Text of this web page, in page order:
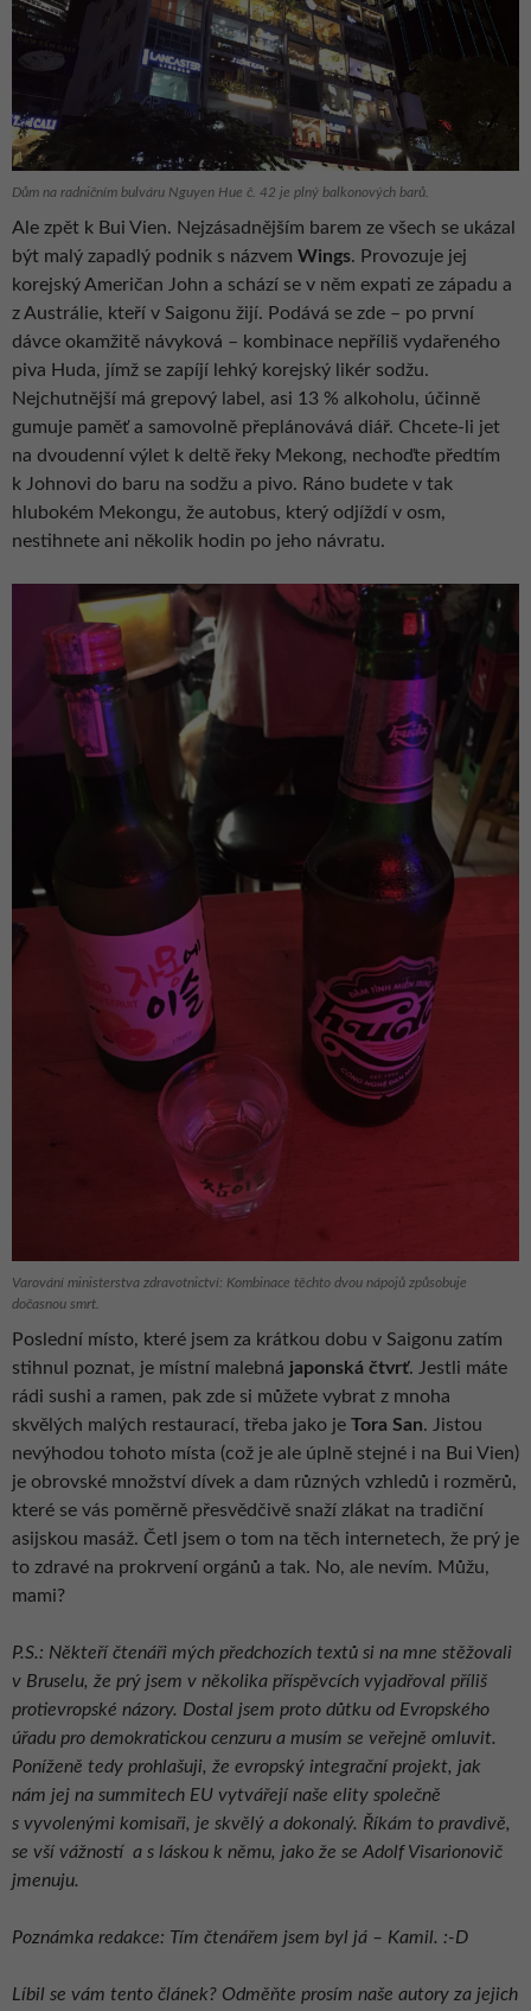
Dům na radničním bulváru Nguyen Hue č. 42 je plný balkonových barů.
Ale zpět k Bui Vien. Nejzásadnějším barem ze všech se ukázal
být malý zapadlý podnik s názvem Wings. Provozuje jej
korejský Američan John a schází se v něm expati ze západu a
z Austrálie, kteří v Saigonu žijí. Podává se zde – po první
dávce okamžitě návyková – kombinace nepříliš vydařeného
piva Huda, jímž se zapíjí lehký korejský likér sodžu.
Nejchutnější má grepový label, asi 13 % alkoholu, účinně
gumuje paměť a samovolně přeplánovává diář. Chcete-li jet
na dvoudenní výlet k deltě řeky Mekong, nechoďte předtím
k Johnovi do baru na sodžu a pivo. Ráno budete v tak
hlubokém Mekongu, že autobus, který odjíždí v osm,
nestihnete ani několik hodin po jeho návratu.
Varování ministerstva zdravotnictví: Kombinace těchto dvou nápojů způsobuje
dočasnou smrt.
Poslední místo, které jsem za krátkou dobu v Saigonu zatím
stihnul poznat, je místní malebná japonská čtvrť. Jestli máte
rádi sushi a ramen, pak zde si můžete vybrat z mnoha
skvělých malých restaurací, třeba jako je Tora San. Jistou
nevýhodou tohoto místa (což je ale úplně stejné i na Bui Vien)
je obrovské množství dívek a dam různých vzhledů i rozměrů,
které se vás poměrně přesvědčivě snaží zlákat na tradiční
asijskou masáž. Četl jsem o tom na těch internetech, že prý je
to zdravé na prokrvení orgánů a tak. No, ale nevím. Můžu,
mami?
P.S.: Někteří čtenáři mých předchozích textů si na mne stěžovali
v Bruselu, že prý jsem v několika příspěvcích vyjadřoval příliš
protievropské názory. Dostal jsem proto důtku od Evropského
úřadu pro demokratickou cenzuru a musím se veřejně omluvit.
Poníženě tedy prohlašuji, že evropský integrační projekt, jak
nám jej na summitech EU vytvářejí naše elity společně
s vyvolenými komisaři, je skvělý a dokonalý. Říkám to pravdivě,
se vší vážností a s láskou k němu, jako že se Adolf Visarionovič
jmenuju.
Poznámka redakce: Tím čtenářem jsem byl já – Kamil. :-D
Líbil se vám tento článek? Odměňte prosím naše autory za jejich